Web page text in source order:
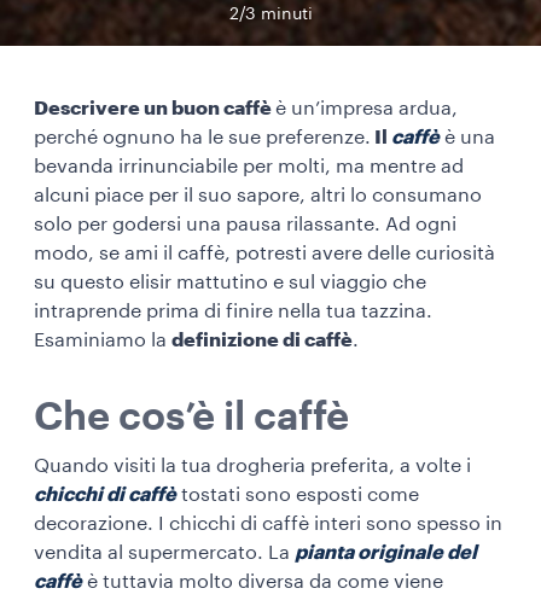
2/3 minuti
Descrivere un buon caffèè un’impresa ardua,
perché ognuno ha le sue preferenze.
caffèè una
bevanda irrinunciabile per molti, ma mentre ad
alcuni piace per il suo sapore, altri lo consumano
solo per godersi una pausa rilassante. Ad ogni
modo, se ami il caffè, potresti avere delle curiosità
su questo elisir mattutino e sul viaggio che
intraprende prima di finire nella tua tazzina.
Esaminiamo la definizione di caffè.
Che cos’è il caffè
Quando visiti la tua drogheria preferita, a volte i
chicchi di caffè tostati sono esposti come
decorazione. I chicchi di caffè interi sono spesso in
vendita al supermercato. La pianta originale del
caffè è tuttavia molto diversa da come viene